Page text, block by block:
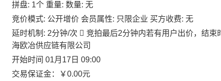
拼盘: 1个 重量: 数量: 无
竞价模式: 公开增价 会员属性: 只限企业 买方收费: 无
延时机制: 2分钟/次  竞拍最后2分钟内若有用户出价，结
海欧冶供应链有限公司
开始时间 01月17日 09:00
交易保证金：
￥0.00元